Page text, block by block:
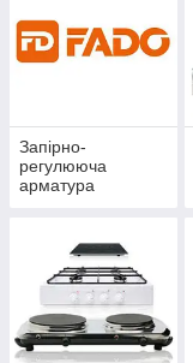
Запірно-
регулююча
арматура